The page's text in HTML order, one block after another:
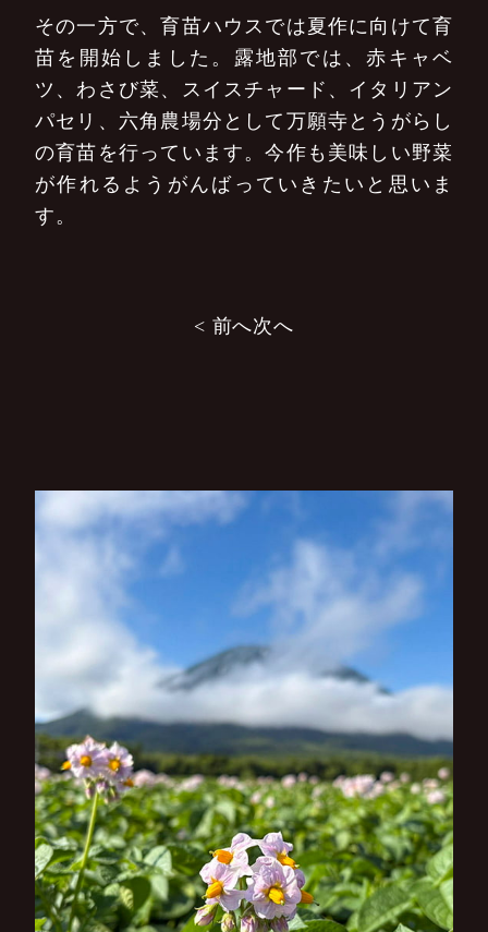
その一方で、育苗ハウスでは夏作に向けて育
苗を開始しました。露地部では、赤キャベ
ツ、わさび菜、スイスチャード、イタリアン
パセリ、六角農場分として万願寺とうがらし
の育苗を行っています。今作も美味しい野菜
が作れるようがんばっていきたいと思いま
す。
シ
< 前へ次へ